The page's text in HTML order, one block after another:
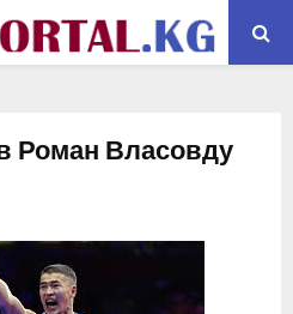
Роман Власовду